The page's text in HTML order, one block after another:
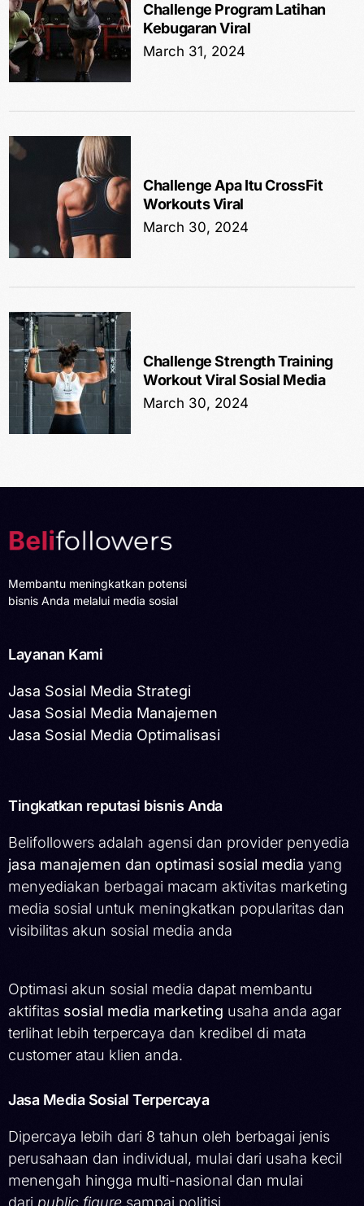
Challenge Program Latihan
Kebugaran Viral
March 31, 2024
Challenge Apa Itu CrossFit
Workouts Viral
March 30, 2024
Challenge Strength Training
Workout Viral Sosial Media
March 30, 2024
Membantu meningkatkan potensi
bisnis Anda melalui media sosial
Layanan Kami
Jasa Sosial Media Strategi
Jasa Sosial Media Manajemen
Jasa Sosial Media Optimalisasi
Tingkatkan reputasi bisnis Anda
Belifollowers adalah agensi dan provider penyedia
jasa manajemen dan optimasi sosial media yang
menyediakan berbagai macam aktivitas marketing
media sosial untuk meningkatkan popularitas dan
visibilitas akun sosial media anda
Optimasi akun sosial media dapat membantu
aktifitas sosial media marketing usaha anda agar
terlihat lebih terpercaya dan kredibel di mata
customer atau klien anda.
Jasa Media Sosial Terpercaya
Dipercaya lebih dari 8 tahun oleh berbagai jenis
perusahaan dan individual, mulai dari usaha kecil
menengah hingga multi-nasional dan mulai
dari public figure sampai politisi.